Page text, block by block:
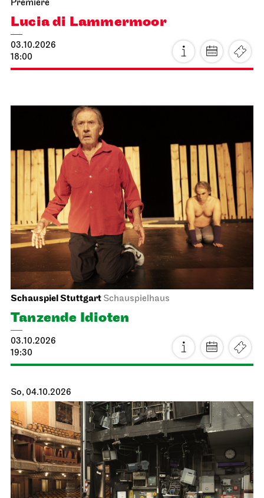
Premiere
Lucia di Lammermoor
03.10.2026
18:00
Schauspiel Stuttgart Schauspielhaus
Tanzende Idioten
03.10.2026
19:30
So, 04.10.2026